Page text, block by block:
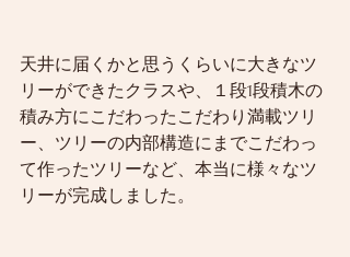
天井に届くかと思うくらいに大きなツ
リーができたクラスや、１段1段積木の
積み方にこだわったこだわり満載ツリ
ー、ツリーの内部構造にまでこだわっ
て作ったツリーなど、本当に様々なツ
リーが完成しました。